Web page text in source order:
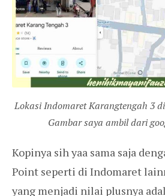
Lokasi Indomaret Karangtengah 3
Gambar saya ambil dari
Kopinya sih yaa sama saja
Point seperti di Indomaret
yang menjadi nilai plusnya